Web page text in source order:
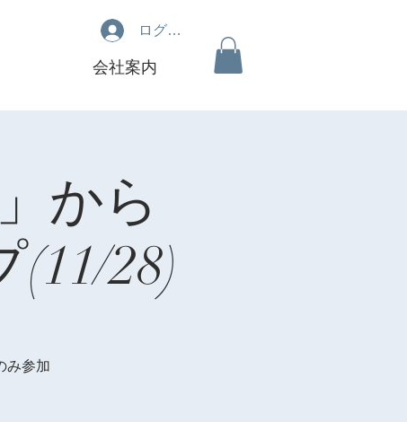
会社案内
ログイン
から
28)
み参加